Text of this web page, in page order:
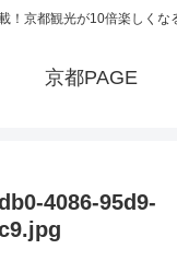
！京都観光が10倍楽しくな
京都PAGE
4086-95d9-